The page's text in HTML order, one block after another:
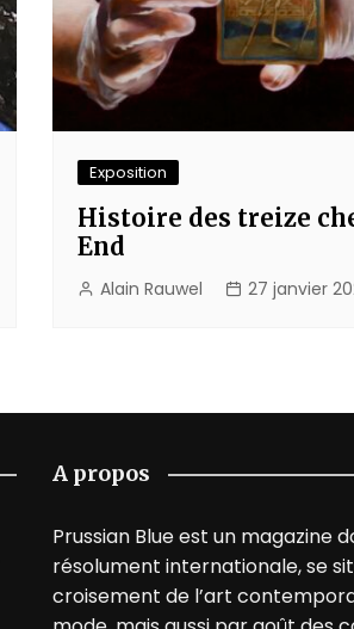
Exposition
Histoire des treize
End
Alain Rauwel 27 janvier
A propos
Prussian Blue est un magazine
résolument internationale, se
croisement de l’art